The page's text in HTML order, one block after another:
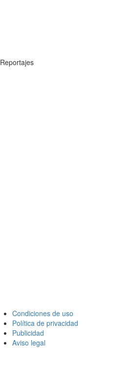
Reportajes
Condiciones de uso
Política de privacidad
Publicidad
Aviso legal